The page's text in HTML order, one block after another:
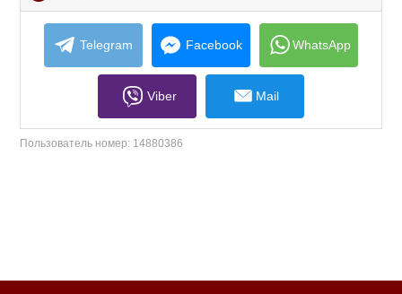
to
collapse
contents
Telegram Facebook WhatsApp
Viber Mail
Пользователь номер: 14880386